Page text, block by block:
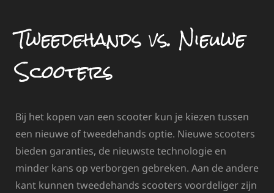
Tweedehands vs. Nieuwe
Scooters
Bij het kopen van een scooter kun je kiezen tussen
een nieuwe of tweedehands optie. Nieuwe scooters
bieden garanties, de nieuwste technologie en
minder kans op verborgen gebreken. Aan de andere
kant kunnen tweedehands scooters voordeliger zijn